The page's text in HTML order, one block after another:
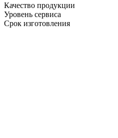
Качество продукции
Уровень сервиса
Срок изготовления